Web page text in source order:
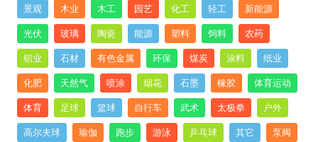
景观 木业 木工 园艺 化工 轻工 新能源
光伏 玻璃 陶瓷 能源 塑料 饲料 农药
铝业 石材 有色金属 环保 煤炭 涂料 纸业
化肥 天然气 喷涂 烟花 石墨 橡胶 体育运动
体育 足球 篮球 自行车 武术 太极拳 户外
高尔夫球 瑜伽 跑步 游泳 乒乓球 其它 泵阀